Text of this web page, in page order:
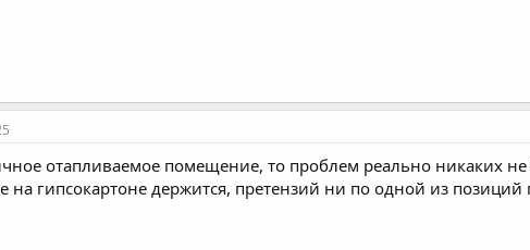
отапливаемое помещение, то проблем реально никаких не
на гипсокартоне держится, претензий ни по одной из позиций